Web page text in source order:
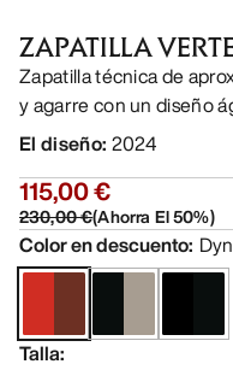
ZAPATILLA
Zapatilla técnica de
y agarre con un diseño
El diseño: 2024
115,00 €
230,00 €(Ahorra El50%)
Color en descuento:
Talla: